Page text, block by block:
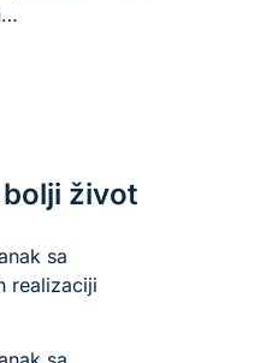
život
sa
realizaciji